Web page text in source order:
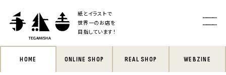
紙とイラストで
世界一のお店を
目指しています！
HOME ONLINE SHOP REAL SHOP WEBZINE